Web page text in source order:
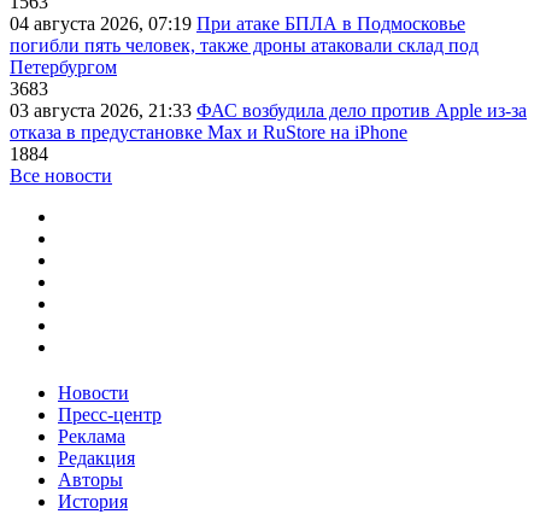
04 августа 2026, 07:19 При атаке БПЛА в Подмосковье
погибли пять человек, также дроны атаковали склад под
Петербургом
3683
03 августа 2026, 21:33 ФАС возбудила дело против Apple из-за
отказа в предустановке Max и RuStore на iPhone
1884
Все новости
Новости
Пресс-центр
Реклама
Редакция
Авторы
История